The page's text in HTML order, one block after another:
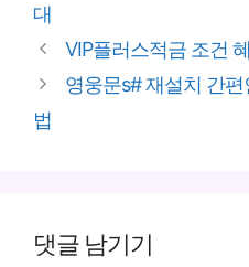
대
VIP플러스적금 조건
영웅문s# 재설치 간
법
댓글 남기기